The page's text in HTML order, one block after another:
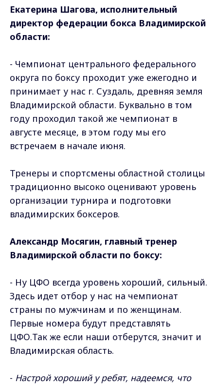
Екатерина Шагова, исполнительный
директор федерации бокса Владимирской
области:
- Чемпионат центрального федерального
округа по боксу проходит уже ежегодно и
принимает у нас г. Суздаль, древняя земля
Владимирской области. Буквально в том
году проходил такой же чемпионат в
августе месяце, в этом году мы его
встречаем в начале июня.
Тренеры и спортсмены областной столицы
традиционно высоко оценивают уровень
организации турнира и подготовки
владимирских боксеров.
Александр Мосягин, главный тренер
Владимирской области по боксу:
- Ну ЦФО всегда уровень хороший, сильный.
Здесь идет отбор у нас на чемпионат
страны по мужчинам и по женщинам.
Первые номера будут представлять
ЦФО.Так же если наши отберутся, значит и
Владимирская область.
- Настрой хороший у ребят, надеемся, что